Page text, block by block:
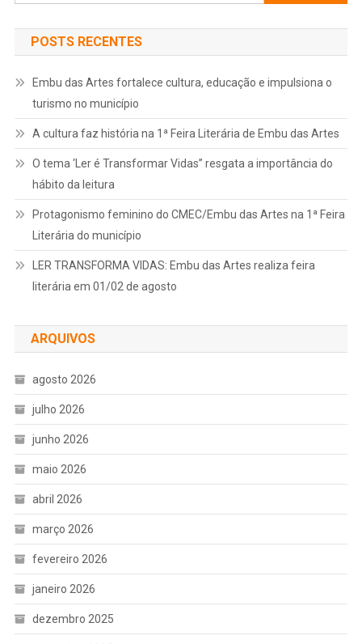
por:
POSTS RECENTES
Embu das Artes fortalece cultura, educação e impulsiona o
turismo no município
A cultura faz história na 1ª Feira Literária de Embu das Artes
O tema ‘Ler é Transformar Vidas” resgata a importância do
hábito da leitura
Protagonismo feminino do CMEC/Embu das Artes na 1ª Feira
Literária do município
LER TRANSFORMA VIDAS: Embu das Artes realiza feira
literária em 01/02 de agosto
ARQUIVOS
agosto 2026
julho 2026
junho 2026
maio 2026
abril 2026
março 2026
fevereiro 2026
janeiro 2026
dezembro 2025